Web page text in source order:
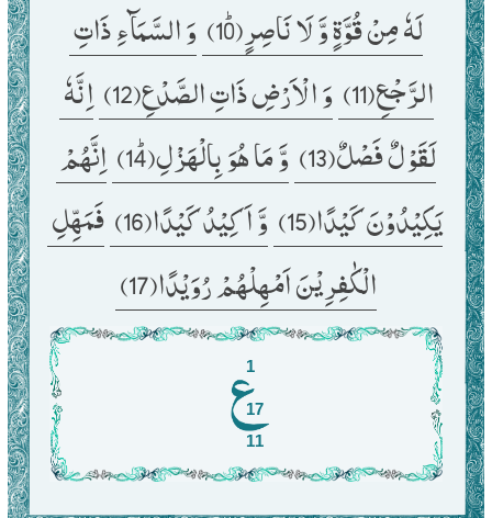
لَهٗ مِنْ قُوَّةٍ وَّ لَا نَاصِرٍﭤ(10)
الرَّجْعِ(11)
وَ الْاَرْضِ ذَاتِ الصَّدْعِ(12)
لَقَوْلٌ فَصْلٌ(13)
وَّ مَا هُوَ بِالْهَزْلِﭤ(14)
یَكِیْدُوْنَ كَیْدًا(15)
وَّ اَكِیْدُ كَیْدًا(16)
الْكٰفِرِیْنَ اَمْهِلْهُمْ رُوَیْدًا(17)
1
17
11